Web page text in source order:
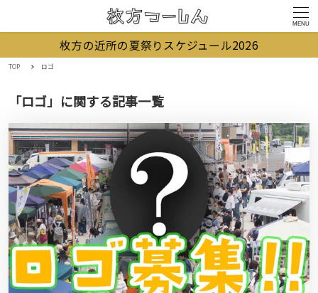
MENU
枚方の近所の夏祭りスケジュール2026
TOP ロゴ
「ロゴ」に関する記事一覧